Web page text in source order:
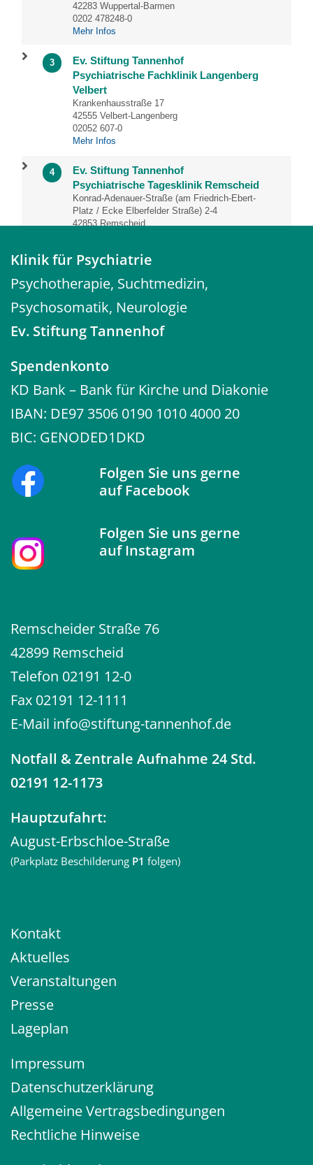
42283 Wuppertal-Barmen
0202 478248-0
Mehr Infos
3
Ev. Stiftung Tannenhof
Psychiatrische Fachklinik Langenberg
Velbert
Krankenhausstraße 17
42555 Velbert-Langenberg
02052 607-0
Mehr Infos
4
Ev. Stiftung Tannenhof
Psychiatrische Tagesklinik Remscheid
Konrad-Adenauer-Straße (am Friedrich-Ebert-
Platz / Ecke Elberfelder Straße) 2-4
42853 Remscheid
5
Ev. Stiftung Tannenhof
Gerontopsychiatrische und
psychiatrische Tageskliniken
Wesendonkstraße / Ecke Hofaue 7
0202 49666-18 (Gerontopsychiatrische
Tageskliniken GPZ), 0202 49666-23
(Psychiatrische Tageskliniken)
Mehr Infos
Psychiatrische Tagesklinik Wuppertal-
Hofkamp 31-35
42103 Wuppertal-Elberfeld
0202 98069-0
Ev. Stiftung Tannenhof
Psychiatrische Tagesklinik Wuppertal-
8
Ev. Stiftung Tannenhof
Institutsambulanz der psychiatrischen
Klinik Wuppertal
42285 Wuppertal-Barmen
Mehr Infos
Klinik für Psychiatrie
Psychotherapie, Suchtmedizin,
Psychosomatik, Neurologie
Ev. Stiftung Tannenhof
Spendenkonto
KD Bank – Bank für Kirche und Diakonie
IBAN: DE97 3506 0190 1010 4000 20
BIC: GENODED1DKD
Folgen Sie uns gerne
aufFacebook
Folgen Sie uns gerne
aufInstagram
Remscheider Straße 76
42899 Remscheid
Telefon 02191 12-0
Fax 02191 12-1111
E-Mail info@stiftung-tannenhof.de
Notfall & Zentrale Aufnahme 24 Std.
02191 12-1173
Hauptzufahrt:
August-Erbschloe-Straße
(Parkplatz Beschilderung P1 folgen)
Kontakt
Aktuelles
Veranstaltungen
Presse
Lageplan
Impressum
Datenschutzerklärung
Allgemeine Vertragsbedingungen
Rechtliche Hinweise